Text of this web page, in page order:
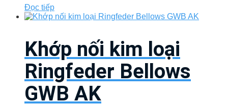
Đọc tiếp
Khớp nối kim loại
Ringfeder Bellows
GWB AK